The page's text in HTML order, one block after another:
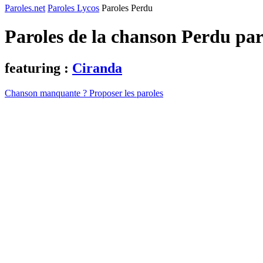
Paroles.net Paroles Lycos Paroles Perdu
Paroles de la chanson Perdu par
featuring : Ciranda
Chanson manquante ? Proposer les paroles